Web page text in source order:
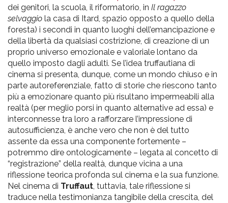
dei genitori, la scuola, il riformatorio, in Il ragazzo
selvaggio la casa di Itard, spazio opposto a quello della
foresta) i secondi in quanto luoghi dell’emancipazione e
della libertà da qualsiasi costrizione, di creazione di un
proprio universo emozionale e valoriale lontano da
quello imposto dagli adulti. Se l’idea truffautiana di
cinema si presenta, dunque, come un mondo chiuso e in
parte autoreferenziale, fatto di storie che riescono tanto
più a emozionare quanto più risultano impermeabili alla
realtà (per meglio porsi in quanto alternative ad essa) e
interconnesse tra loro a rafforzare l’impressione di
autosufficienza, è anche vero che non è del tutto
assente da essa una componente fortemente –
potremmo dire ontologicamente – legata al concetto di
“registrazione” della realtà, dunque vicina a una
riflessione teorica profonda sul cinema e la sua funzione.
Nel cinema di Truffaut, tuttavia, tale riflessione si
traduce nella testimonianza tangibile della crescita, del